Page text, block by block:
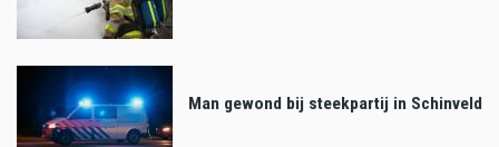
Man gewond bij steekpartij in Schinveld